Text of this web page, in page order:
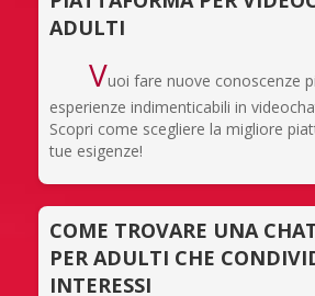
ADULTI
Vuoi fare nuove conoscenze
esperienze indimenticabili in
Scopri come scegliere la migliore
tue esigenze!
COME TROVARE UNA
PER ADULTI CHE
INTERESSI